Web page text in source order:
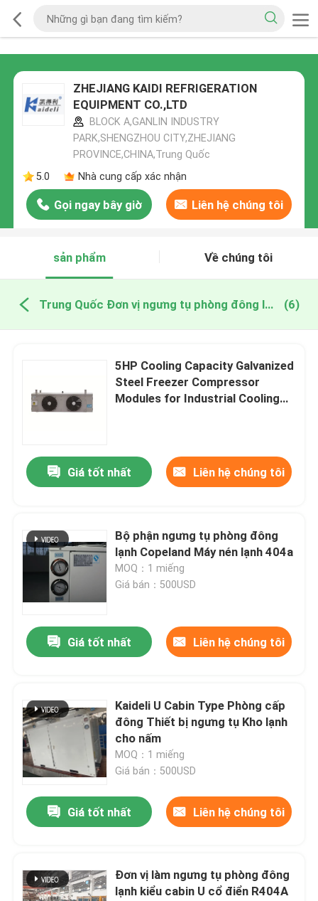
ZHEJIANG KAIDI REFRIGERATION
EQUIPMENT CO.,LTD
BLOCK A,GANLIN INDUSTRY
PARK,SHENGZHOU CITY,ZHEJIANG
PROVINCE,CHINA,Trung Quốc
5.0
Nhà cung cấp xác nhận
Gọi ngay bây giờ Liên hệ chúng tôi
sản phẩm Về chúng tôi
Trung Quốc Đơn vị ngưng tụ phòng đông lạnh (6)
5HP Cooling Capacity Galvanized
Steel Freezer Compressor
Modules for Industrial Cooling
Giá tốt nhất Liên hệ chúng tôi
Bộ phận ngưng tụ phòng đông
lạnh Copeland Máy nén lạnh 404a
MOQ：1 miếng
Giá bán：500USD
Giá tốt nhất Liên hệ chúng tôi
Kaideli U Cabin Type Phòng cấp
đông Thiết bị ngưng tụ Kho lạnh
cho nấm
MOQ：1 miếng
Giá bán：500USD
Giá tốt nhất Liên hệ chúng tôi
Đơn vị làm ngưng tụ phòng đông
lạnh kiểu cabin U cổ điển R404A